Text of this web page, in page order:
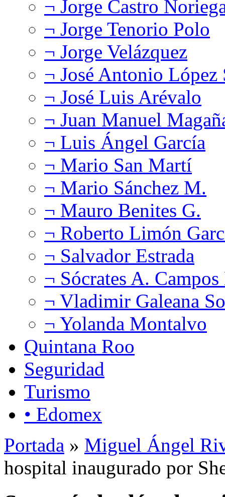
¬ Jorge Castro
¬ Jorge Tenorio Polo
¬ Jorge Velázquez
¬ José Antonio López
¬ José Luis Arévalo
¬ Juan Manuel
¬ Luis Ángel García
¬ Mario San Martí
¬ Mario Sánchez M.
¬ Mauro Benites G.
¬ Roberto Limón
¬ Salvador Estrada
¬ Sócrates A.
¬ Vladimir Galeana
¬ Yolanda Montalvo
Quintana Roo
Seguridad
Turismo
• Edomex
Portada » Miguel Ángel
hospital inaugurado por